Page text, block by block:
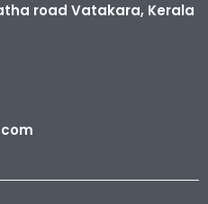
road Vatakara, Kerala